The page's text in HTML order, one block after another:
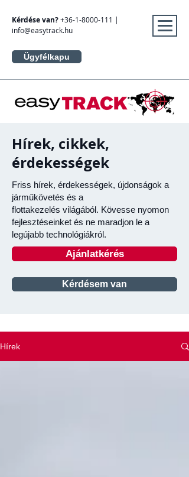
Kérdése van?+36-1-8000-111 |
info@easytrack.hu
Ügyfélkapu
Hírek, cikkek,
érdekességek
Friss hírek, érdekességek, újdonságok a
járműkövetés és a
flottakezelés világából. Kövesse nyomon
fejlesztéseinket és ne maradjon le a
legújabb technológiákról.
Ajánlatkérés
Kérdésem van
Hírek